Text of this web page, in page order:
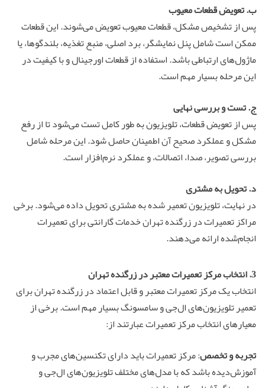
ب. تعویض قطعات معیوب
پس از تشخیص مشکل، قطعات معیوب تعویض می‌شوند. این قطعات
ممکن است شامل پنل نمایشگر، برد اصلی، منبع تغذیه، بلندگوها، یا
ماژول‌های ارتباطی باشد. استفاده از قطعات اورجینال و با کیفیت در
این مرحله بسیار مهم است.
ج. تست و بررسی نهایی
پس از تعویض قطعات، تلویزیون به طور کامل تست می‌شود تا از رفع
مشکل و عملکرد صحیح آن اطمینان حاصل شود. این مرحله شامل
بررسی تصویر، صدا، اتصالات، و عملکرد نرم‌افزار است.
د. تحویل به مشتری
در نهایت، تلویزیون تعمیر شده به مشتری تحویل داده می‌شود. برخی
مراکز تعمیرات در زرگنده تهران خدمات گارانتی برای تعمیرات
انجام‌شده ارائه می‌دهند.
3. انتخاب مرکز تعمیرات معتبر در زرگنده تهران
انتخاب یک مرکز تعمیرات معتبر و قابل اعتماد در زرگنده تهران برای
تعمیر تلویزیون‌های ال‌جی و سامسونگ بسیار مهم است. برخی از
معیارهای انتخاب مرکز تعمیرات عبارتند از:
تجربه و تخصص: مرکز تعمیرات باید دارای تکنسین‌های مجرب و
آموزش‌دیده باشد که با مدل‌های مختلف تلویزیون‌های ال‌جی و